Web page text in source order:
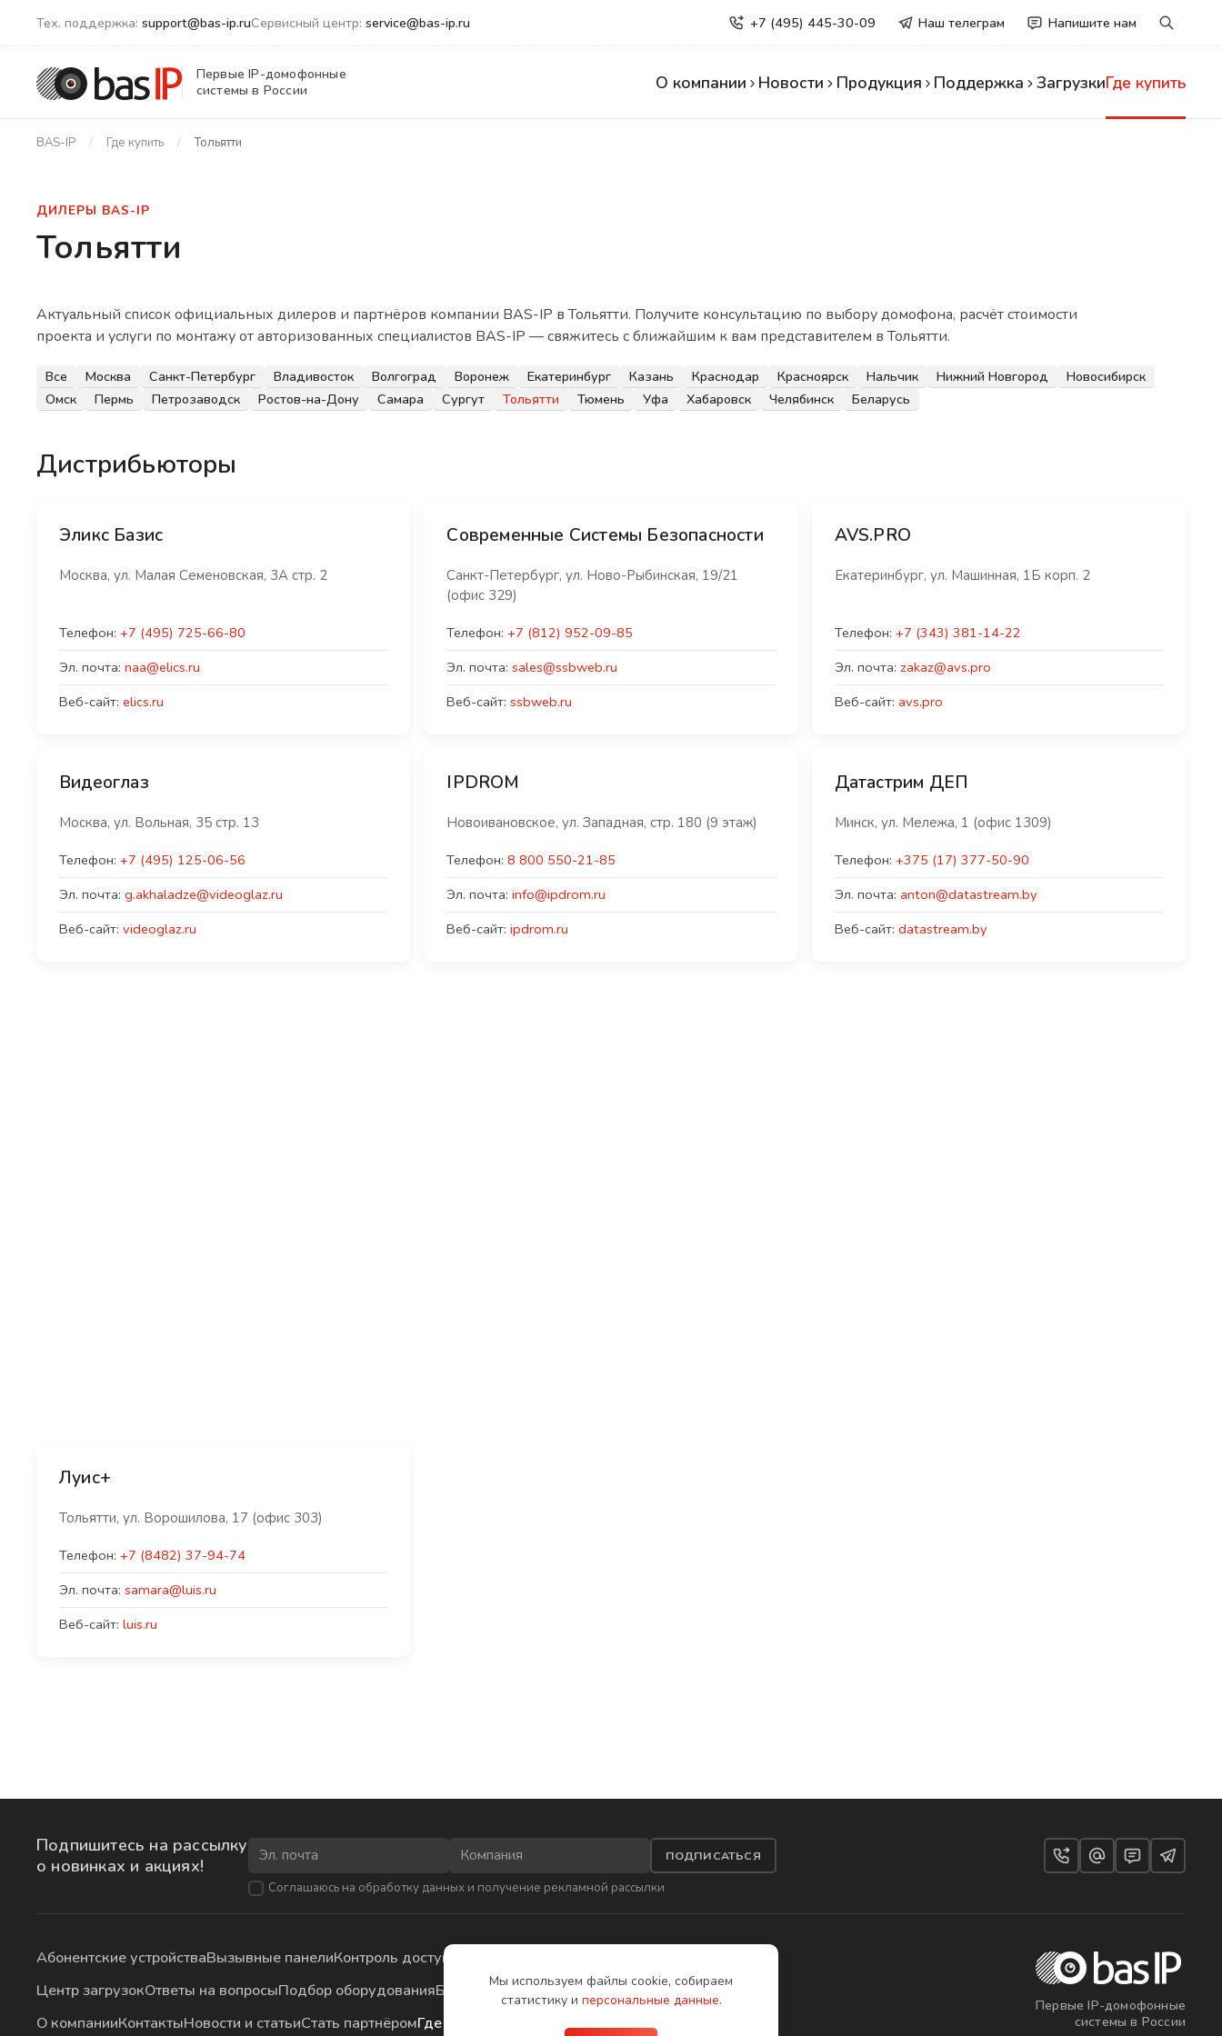
Тех. поддержка: support@bas-ip.ruСервисный центр: service@bas-ip.ru +7 (495) 445-30-09 Наш телеграм Напишите нам
Первые IP-домофонные
системы в России
О компании Новости Продукция Поддержка ЗагрузкиГде купить
BAS-IP Где купить Тольятти
ДИЛЕРЫ BAS-IP
Тольятти
Актуальный список официальных дилеров и партнёров компании BAS-IP в Тольятти. Получите консультацию по выбору домофона, расчёт стоимости
проекта и услуги по монтажу от авторизованных специалистов BAS-IP — свяжитесь с ближайшим к вам представителем в Тольятти.
Все Москва Санкт-Петербург Владивосток Волгоград Воронеж Екатеринбург Казань Краснодар Красноярск Нальчик Нижний Новгород
Новосибирск
Омск
Пермь Петрозаводск Ростов-на-Дону Самара Сургут Тольятти Тюмень Уфа Хабаровск Челябинск Беларусь
Дистрибьюторы
Эликс Базис
Москва, ул. Малая Семеновская, 3А стр. 2
Телефон: +7 (495) 725-66-80
Эл. почта: naa@elics.ru
Веб-сайт: elics.ru
Современные Системы Безопасности
Санкт-Петербург, ул. Ново-Рыбинская, 19/21
(офис 329)
Телефон:+7 (812) 952-09-85
Эл. почта:sales@ssbweb.ru
Веб-сайт:ssbweb.ru
AVS.PRO
Екатеринбург, ул. Машинная, 1Б корп. 2
Телефон: +7 (343) 381-14-22
Эл. почта: zakaz@avs.pro
Веб-сайт: avs.pro
Видеоглаз
Москва, ул. Вольная, 35 стр. 13
Телефон: +7 (495) 125-06-56
Эл. почта: g.akhaladze@videoglaz.ru
Веб-сайт: videoglaz.ru
IPDROM
Новоивановское, ул. Западная, стр. 180 (9 этаж)
Телефон:8 800 550-21-85
Эл. почта:info@ipdrom.ru
Веб-сайт:ipdrom.ru
Датаcтрим ДЕП
Минск, ул. Мележа, 1 (офис 1309)
Телефон: +375 (17) 377-50-90
Эл. почта: anton@datastream.by
Веб-сайт: datastream.by
Луис+
Тольятти, ул. Ворошилова, 17 (офис 303)
Телефон: +7 (8482) 37-94-74
Эл. почта: samara@luis.ru
Веб-сайт: luis.ru
Подпишитесь на рассылку
о новинках и акциях!
ПОДПИСАТЬСЯ
Соглашаюсь на обработку данныхи получение рекламной рассылки
Абонентские устройстваВызывные панелиКонтроль доступа
Центр загрузокОтветы на вопросыПодбор оборудованияБесплатное обучение
О компанииКонтактыНовости и статьиСтать партнёромГде купить
Первые IP-домофонные
системы в России
Мы используем файлы cookie, собираем
статистику и персональные данные.